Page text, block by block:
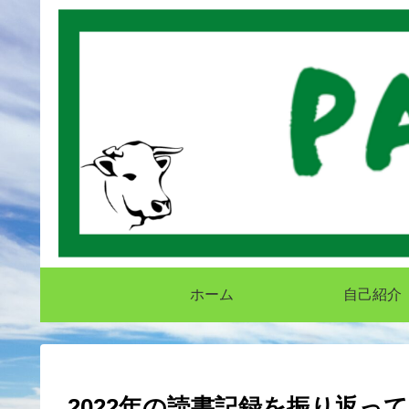
ホーム 自己紹介